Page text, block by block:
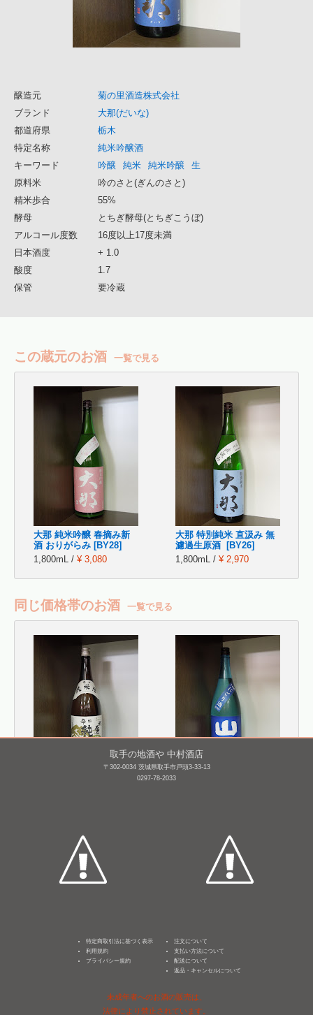
醸造元
菊の里酒造株式会社
ブランド
大那(だいな)
都道府県
栃木
特定名称
純米吟醸酒
キーワード
吟醸 純米 純米吟醸
生
原料米
吟のさと(ぎんのさと)
精米歩合
55%
酵母
とちぎ酵母(とちぎこうぼ)
アルコール度数
16度以上17度未満
日本酒度
+ 1.0
酸度
1.7
保管
要冷蔵
この蔵元のお酒 一覧で見る
大那 純米吟醸 春摘み新
酒 おりがらみ [BY28]
1,800mL / ¥ 3,080
大那 特別純米 直汲み 無
濾過生原酒 [BY26]
1,800mL / ¥ 2,970
同じ価格帯のお酒 一覧で見る
山間 純米吟醸 にごり酒
取手の地酒や 中村酒店
〒302-0034 茨城県取手市戸頭3-33-13
0297-78-2033
特定商取引法に基づく表示
利用規約
プライバシー規約
注文について
支払い方法について
配送について
返品・キャンセルについて
未成年者へのお酒の販売は、
法律により禁止されています。